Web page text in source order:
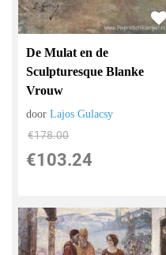
De Mulat en de
Sculpturesque Blanke
Vrouw
doorLajos Gulacsy
€178.00
€103.24